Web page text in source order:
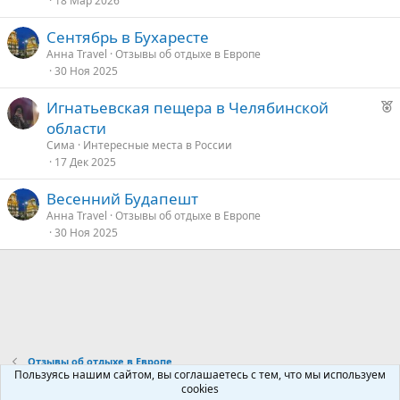
у
й
у
Сентябрь в Бухаресте
Анна Travel Отзывы об отдыхе в Европе
30 Ноя 2025
Р
у
Игнатьевская пещера в Челябинской
области
Сима
Интересные места в России
17 Дек 2025
Весенний Будапешт
Анна Travel Отзывы об отдыхе в Европе
30 Ноя 2025
Отзывы об отдыхе в Европе
Пользуясь нашим сайтом, вы соглашаетесь с тем, что мы используем
cookies